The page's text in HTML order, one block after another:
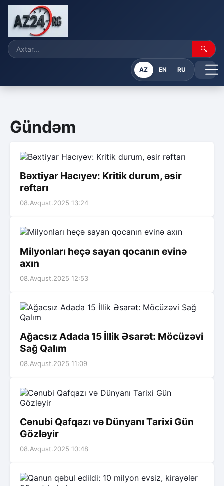
🔍
AZ EN RU
Gündəm
Bəxtiyar Hacıyev: Kritik durum, əsir
rəftarı
08.Avqust.2025 13:24
Milyonları heçə sayan qocanın evinə
axın
08.Avqust.2025 12:53
Ağacsız Adada 15 İllik Əsarət: Möcüzəvi
Sağ Qalım
08.Avqust.2025 11:09
Cənubi Qafqazı və Dünyanı Tarixi Gün
Gözləyir
08.Avqust.2025 10:48